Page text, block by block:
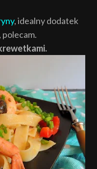
, idealny dodatek